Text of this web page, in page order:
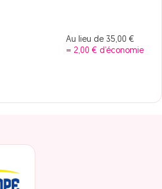
Au lieu de 35,00 €
= 2,00 € d’économie
pour + Atomium Adulte